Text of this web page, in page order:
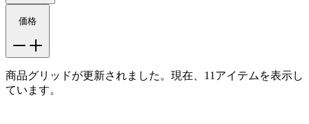
価格
商品グリッドが更新されました。現在、11アイテムを表示し
ています。